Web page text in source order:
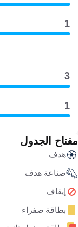
1
3
1
مفتاح الجدول
هدف
صناعة هدف
إيقاف
بطاقة صفراء